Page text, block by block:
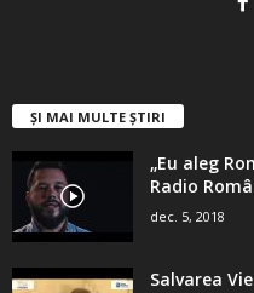
ȘI MAI MULTE ȘTIRI
„Eu aleg
Radio
dec. 5, 2018
Salvarea